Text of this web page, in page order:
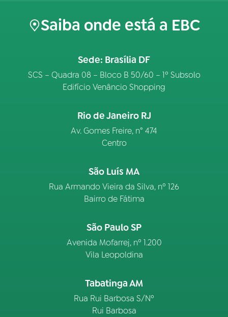
Saiba onde está a EBC
Sede: Brasília DF
SCS – Quadra 08 – Bloco B 50/60 – 1º Subsolo
Edifício Venâncio Shopping
Rio de Janeiro RJ
Av. Gomes Freire, n° 474
Centro
São Luís MA
Rua Armando Vieira da Silva, nº 126
Bairro de Fátima
São Paulo SP
Avenida Mofarrej, nº 1.200
Vila Leopoldina
Tabatinga AM
Rua Rui Barbosa S/Nº
Rui Barbosa